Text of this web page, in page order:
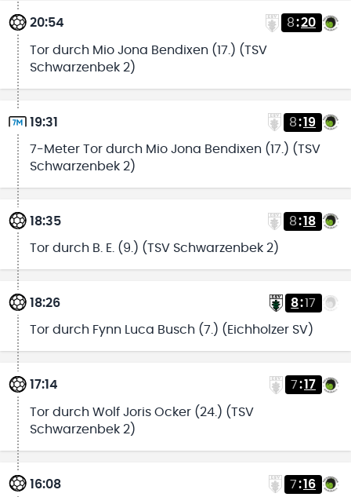
20:54 8:20
Tor durch Mio Jona Bendixen (17.) (TSV
Schwarzenbek 2)
19:31 8:19
7-Meter Tor durch Mio Jona Bendixen (17.) (TSV
Schwarzenbek 2)
18:35 8:18
Tor durch B. E. (9.) (TSV Schwarzenbek 2)
18:26 8:17
Tor durch Fynn Luca Busch (7.) (Eichholzer SV)
17:14 7:17
Tor durch Wolf Joris Ocker (24.) (TSV
Schwarzenbek 2)
16:08 7:16